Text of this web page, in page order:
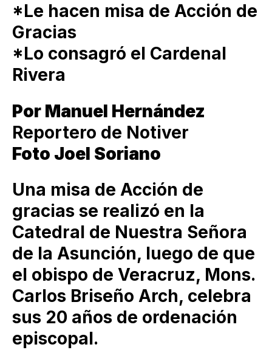
*Le hacen misa de Acción de
Gracias
*Lo consagró el Cardenal
Rivera
Por Manuel Hernández
Reportero de Notiver
Foto Joel Soriano
Una misa de Acción de
gracias se realizó en la
Catedral de Nuestra Señora
de la Asunción, luego de que
el obispo de Veracruz, Mons.
Carlos Briseño Arch, celebra
sus 20 años de ordenación
episcopal.